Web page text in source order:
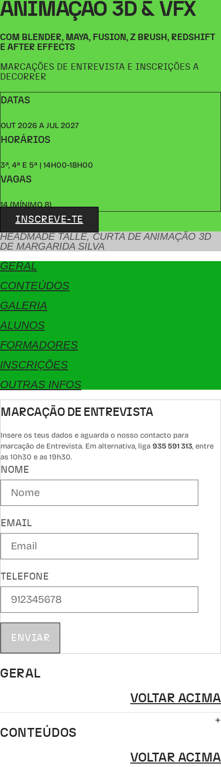
ANIMAÇÃO 3D & VFX
COM BLENDER, MAYA, FUSION, Z BRUSH, REDSHIFT
E AFTER EFFECTS
MARCAÇÕES DE ENTREVISTA E INSCRIÇÕES A
DECORRER
DATAS
OUT 2026 A JUL 2027
HORÁRIOS
3ª, 4ª E 5ª | 14H00-18H00
VAGAS
14 (MÍNIMO 8)
INSCREVE-TE
HEADMADE TALLE, CURTA DE ANIMAÇÃO 3D
DE MARGARIDA SILVA
GERAL
CONTEÚDOS
GALERIA
ALUNOS
FORMADORES
INSCRIÇÕES
OUTRAS INFOS
MARCAÇÃO DE ENTREVISTA
Insere os teus dados e aguarda o nosso contacto para
marcação de Entrevista. Em alternativa, liga 935 591 313, entre
as 10h30 e as 19h30.
NOME
EMAIL
TELEFONE
ENVIAR
GERAL
VOLTAR ACIMA
CONTEÚDOS
VOLTAR ACIMA